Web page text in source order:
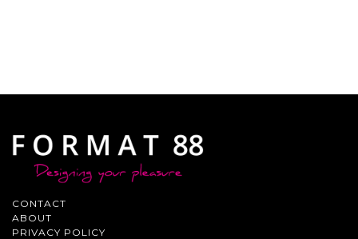
CONTACT
ABOUT
PRIVACY POLICY